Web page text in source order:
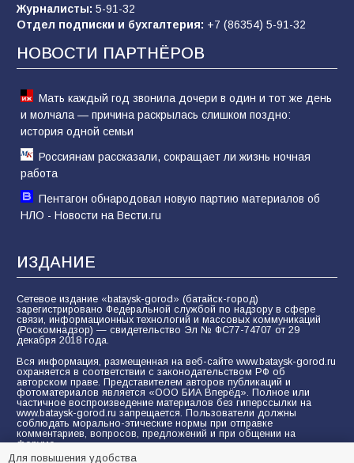
Морской квест в детском саду: как
воспитанники спасали Нептуна
74 01.08.2026
Журналисты: 5-91-32
Отдел подписки и бухгалтерия: +7 (86354) 5-91-32
НОВОСТИ ПАРТНЁРОВ
Мать каждый год звонила дочери в один и тот же день
и молчала — причина раскрылась слишком поздно:
история одной семьи
Россиянам рассказали, сокращает ли жизнь ночная
работа
Пентагон обнародовал новую партию материалов об
НЛО - Новости на Вести.ru
ИЗДАНИЕ
Сетевое издание «bataysk-gorod» (батайск-город)
зарегистрировано Федеральной службой по надзору в сфере
связи, информационных технологий и массовых коммуникаций
(Роскомнадзор) — свидетельство Эл № ФС77-74707 от 29
декабря 2018 года.
Вся информация, размещенная на веб-сайте www.bataysk-gorod.ru
охраняется в соответствии с законодательством РФ об
авторском праве. Представителем авторов публикаций и
фотоматериалов является «ООО БИА Вперёд». Полное или
частичное воспроизведение материалов без гиперссылки на
www.bataysk-gorod.ru запрещается. Пользователи должны
соблюдать морально-этические нормы при отправке
комментариев, вопросов, предложений и при общении на
форуме.
Для повышения удобства